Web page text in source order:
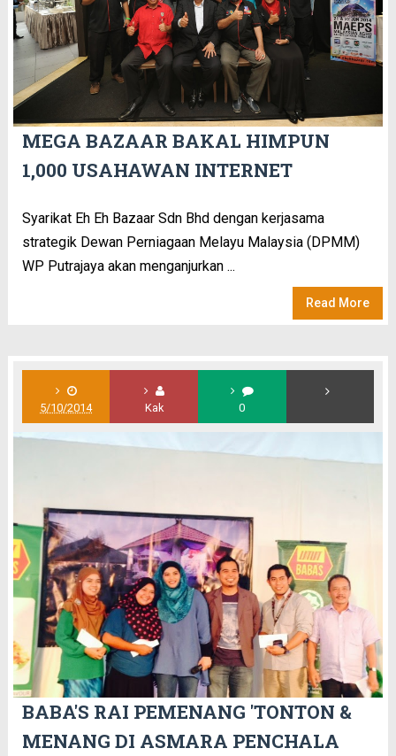
MEGA BAZAAR BAKAL HIMPUN
1,000 USAHAWAN INTERNET
Syarikat Eh Eh Bazaar Sdn Bhd dengan kerjasama
strategik Dewan Perniagaan Melayu Malaysia (DPMM)
WP Putrajaya akan menganjurkan ...
Read More
5/10/2014 Kak 0
BABA'S RAI PEMENANG 'TONTON &
MENANG DI ASMARA PENCHALA